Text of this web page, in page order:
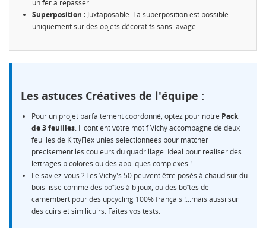
un fer à repasser.
Superposition : Juxtaposable. La superposition est possible
uniquement sur des objets décoratifs sans lavage.
Les astuces Créatives de l'équipe :
Pour un projet parfaitement coordonné, optez pour notre Pack
de 3 feuilles. Il contient votre motif Vichy accompagné de deux
feuilles de KittyFlex unies sélectionnées pour matcher
précisément les couleurs du quadrillage. Idéal pour réaliser des
lettrages bicolores ou des appliqués complexes !
Le saviez-vous ? Les Vichy's 50 peuvent être posés à chaud sur du
bois lisse comme des boîtes à bijoux, ou des boîtes de
camembert pour des upcycling 100% français !...mais aussi sur
des cuirs et similicuirs. Faites vos tests.
MES LISTES
add_circle_outline Créer une nouvelle liste
Vous devez être connecté pour ajouter des produits à
votre liste d'envies.